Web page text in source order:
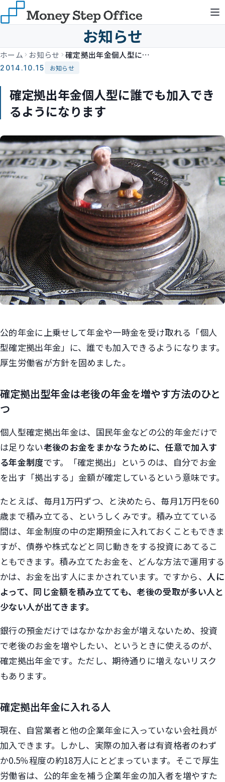
お知らせ
ホーム お知らせ 確定拠出年金個人型に誰でも加入できるようになります
2014.10.15 お知らせ
確定拠出年金個人型に誰でも加入でき
るようになります
公的年金に上乗せして年金や一時金を受け取れる「個人
型確定拠出年金」に、誰でも加入できるようになります。
厚生労働省が方針を固めました。
確定拠出型年金は老後の年金を増やす方法のひと
つ
個人型確定拠出年金は、国民年金などの公的年金だけで
は足りない老後のお金をまかなうために、任意で加入す
る年金制度です。「確定拠出」というのは、自分でお金
を出す「拠出する」金額が確定しているという意味です。
たとえば、毎月1万円ずつ、と決めたら、毎月1万円を60
歳まで積み立てる、というしくみです。積み立てている
間は、年金制度の中の定期預金に入れておくこともできま
すが、債券や株式などと同じ動きをする投資にあてるこ
ともできます。積み立てたお金を、どんな方法で運用する
かは、お金を出す人にまかされています。ですから、人に
よって、同じ金額を積み立てても、老後の受取が多い人と
少ない人が出てきます。
銀行の預金だけではなかなかお金が増えないため、投資
で老後のお金を増やしたい、というときに使えるのが、
確定拠出年金です。ただし、期待通りに増えないリスク
もあります。
確定拠出年金に入れる人
現在、自営業者と他の企業年金に入っていない会社員が
加入できます。しかし、実際の加入者は有資格者のわず
か0.5％程度の約18万人にとどまっています。そこで厚生
労働省は、公的年金を補う企業年金の加入者を増やすた